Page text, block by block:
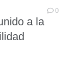
a la
0